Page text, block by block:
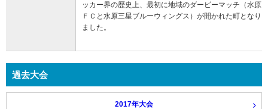
ッカー界の歴史上、最初に地域のダービーマッチ（水原
ＦＣと水原三星ブルーウィングス）が開かれた町となり
ました。
過去大会
2017年大会